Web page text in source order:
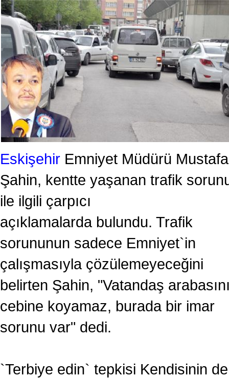
Eskişehir Emniyet Müdürü Mustafa
Şahin, kentte yaşanan trafik
ile ilgili çarpıcı
açıklamalarda bulundu. Trafik
sorununun sadece Emniyet`in
çalışmasıyla çözülemeyeceğini
belirten Şahin, "Vatandaş
cebine koyamaz, burada bir imar
sorunu var" dedi.
`Terbiye edin` tepkisi Kendisinin de